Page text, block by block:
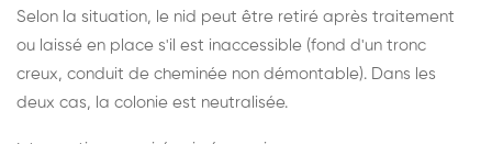
Selon la situation, le nid peut être retiré après traitement
ou laissé en place s'il est inaccessible (fond d'un tronc
creux, conduit de cheminée non démontable). Dans les
deux cas, la colonie est neutralisée.